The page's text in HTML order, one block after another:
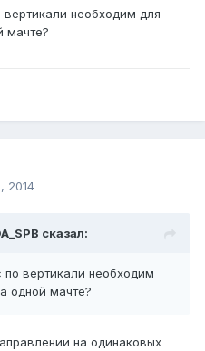
необходим для
мачте?
2014
сказал:
вертикали необходим
одной мачте?
на одинаковых